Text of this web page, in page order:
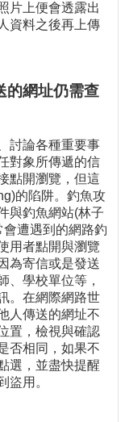
片上便會透露出
資料之後再上傳
的網址仍需查
討論各種重要事
對象所傳遞的信
點開瀏覽，但這
的陷阱。釣魚攻
與釣魚網站(林子
遭遇到的網路釣
用者點開與瀏覽
為寄信或是發送
、學校單位等，
。在網際網路世
人傳送的網址不
置，檢視與確認
否相同，如果不
選，並盡快提醒
盜用。